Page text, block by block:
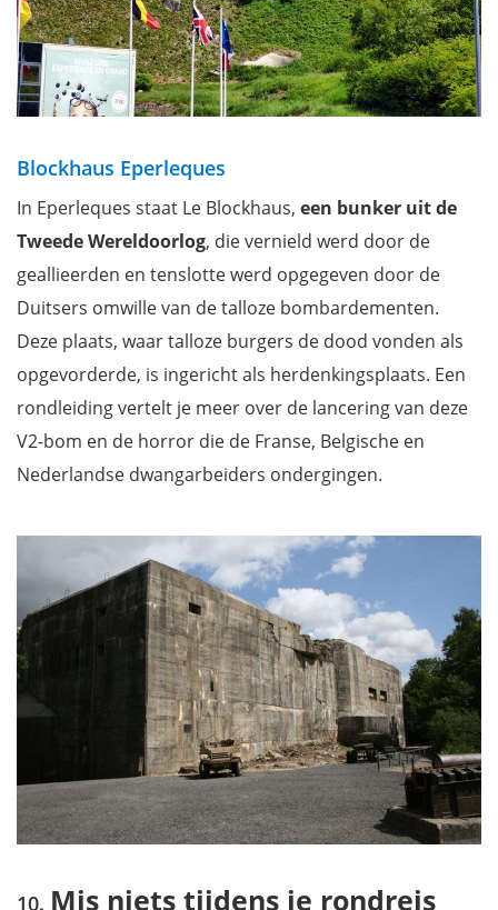
Blockhaus Eperleques
In Eperleques staat Le Blockhaus, een bunker uit de
Tweede Wereldoorlog, die vernield werd door de
geallieerden en tenslotte werd opgegeven door de
Duitsers omwille van de talloze bombardementen.
Deze plaats, waar talloze burgers de dood vonden als
opgevorderde, is ingericht als herdenkingsplaats. Een
rondleiding vertelt je meer over de lancering van deze
V2-bom en de horror die de Franse, Belgische en
Nederlandse dwangarbeiders ondergingen.
Mis niets tijdens je rondreis